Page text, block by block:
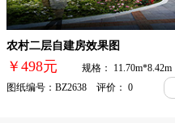
农村二层自建房效果图
￥498元
规格： 11.70m*8.42m
图纸编号：BZ2638 评价： 0